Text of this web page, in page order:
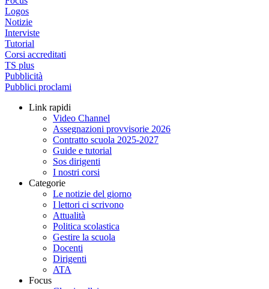
Logos
Notizie
Interviste
Tutorial
Corsi accreditati
TS plus
Pubblicità
Pubblici proclami
Link rapidi
Video Channel
Assegnazioni provvisorie 2026
Contratto scuola 2025-2027
Guide e tutorial
Sos dirigenti
I nostri corsi
Categorie
Le notizie del giorno
I lettori ci scrivono
Attualità
Politica scolastica
Gestire la scuola
Docenti
Dirigenti
ATA
Focus